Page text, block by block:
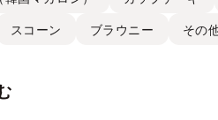
スコーン ブラウニー その